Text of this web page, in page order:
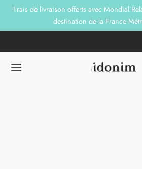
Frais de livraison offerts avec Mondial
destination de la France